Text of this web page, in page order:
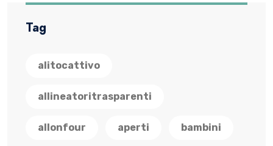
Tag
alitocattivo
allineatoritrasparenti
allonfour aperti bambini